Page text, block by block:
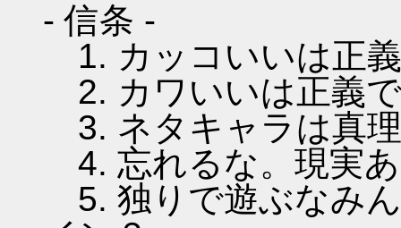
- 信条 -
1. カッコいいは正
2. カワいいは正義
3. ネタキャラは真
4. 忘れるな。現実
5. 独りで遊ぶなみ